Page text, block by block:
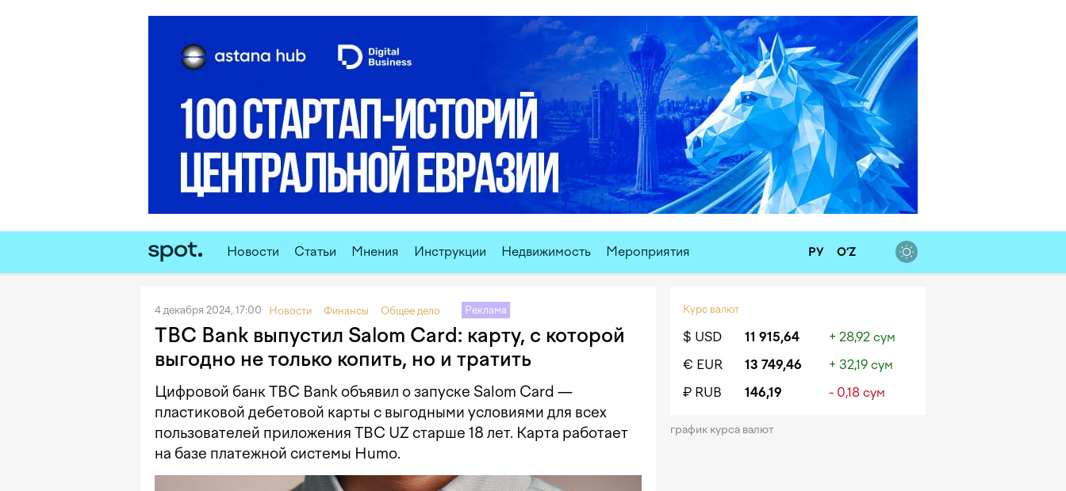
Новости Статьи Мнения Инструкции Недвижимость Мероприятия РУ O‘Z
4 декабря 2024, 17:00 Новости Финансы Общее дело Реклама
TBC Bank выпустил Salom Card: карту, с которой
выгодно не только копить, но и тратить
Цифровой банк TBC Bank объявил о запуске Salom Card —
пластиковой дебетовой карты с выгодными условиями для всех
пользователей приложения TBC UZ старше 18 лет. Карта работает
на базе платежной системы Humo.
Курс валют
$ USD 11 915,64
+ 28,92 сум
€ EUR
13 749,46
+ 32,19 сум
₽ RUB
146,19 - 0,18 сум
график курса валют